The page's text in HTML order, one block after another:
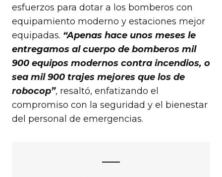
esfuerzos para dotar a los bomberos con
equipamiento moderno y estaciones mejor
equipadas. “Apenas hace unos meses le
entregamos al cuerpo de bomberos mil
900 equipos modernos contra incendios, o
sea mil 900 trajes mejores que los de
robocop”, resaltó, enfatizando el
compromiso con la seguridad y el bienestar
del personal de emergencias.